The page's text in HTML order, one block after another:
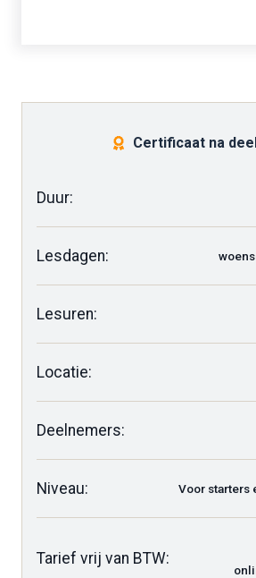
Certificaat na
Duur:
Lesdagen:
Lesuren:
Locatie:
Deelnemers:
Niveau: Voor starters
Tarief vrij van BTW: